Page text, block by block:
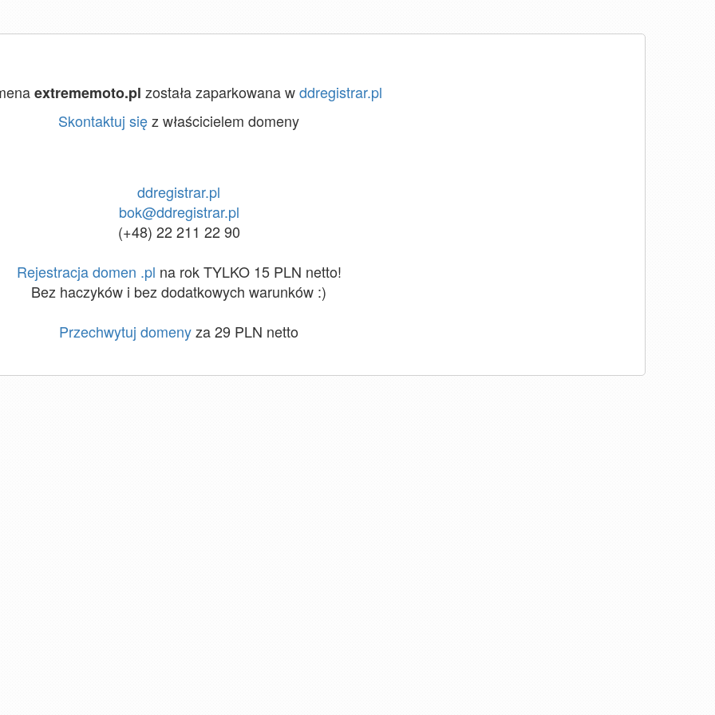
extrememoto.pl została zaparkowana wddregistrar.pl
Skontaktuj sięz właścicielem domeny
ddregistrar.pl
bok@ddregistrar.pl
(+48) 22 211 22 90
Rejestracja domen .pl na rok TYLKO 15 PLN netto!
Bez haczyków i bez dodatkowych warunków :)
Przechwytuj domenyza 29 PLN netto